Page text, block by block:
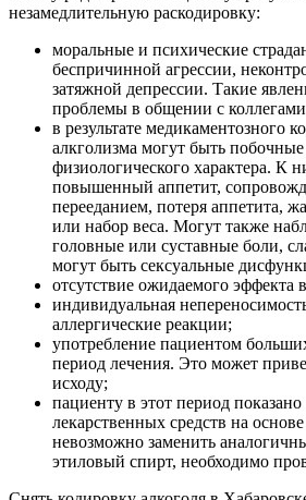
незамедлительную раскодировку:
моральные и психические
беспричинной агрессии,
затяжной депрессии. Такие
проблемы в общении с
в результате медикаментозного
алкголизма могут быть
физиологического характера. К
повышенный аппетит,
перееданием, потеря аппетита,
или набор веса. Могут также
головные или суставные боли,
могут быть сексуальные
отсутствие ожидаемого эффекта
индивидуальная
аллергические реакции;
употребление пациентом
период лечения. Это может
исходу;
пациенту в этот период
лекарственных средств на
невозможно заменить
этиловый спирт, необходимо